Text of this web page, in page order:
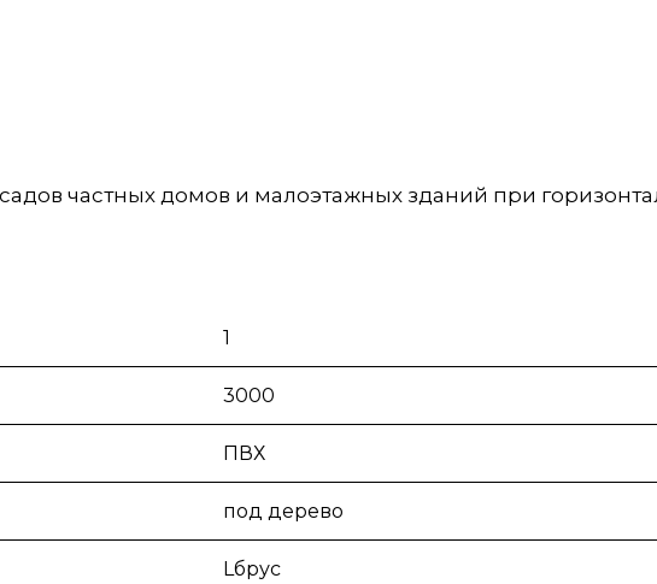
частных домов и малоэтажных зданий при
1
3000
ПВХ
под дерево
Lбрус